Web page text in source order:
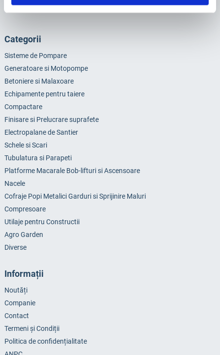
Categorii
Sisteme de Pompare
Generatoare si Motopompe
Betoniere si Malaxoare
Echipamente pentru taiere
Compactare
Finisare si Prelucrare suprafete
Electropalane de Santier
Schele si Scari
Tubulatura si Parapeti
Platforme Macarale Bob-lifturi si Ascensoare
Nacele
Cofraje Popi Metalici Garduri si Sprijinire Maluri
Compresoare
Utilaje pentru Constructii
Agro Garden
Diverse
Informații
Noutăți
Companie
Contact
Termeni și Condiții
Politica de confidențialitate